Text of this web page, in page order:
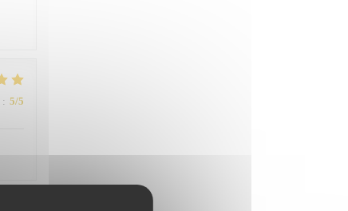
: 5/5